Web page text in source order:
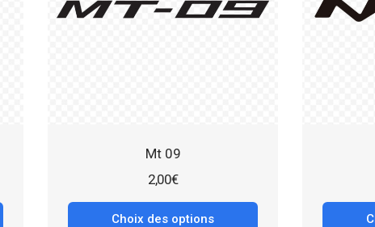
Mt 09
2,00€
Choix des options